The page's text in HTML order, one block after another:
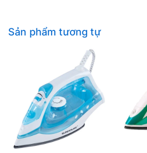
Sản phẩm tương tự